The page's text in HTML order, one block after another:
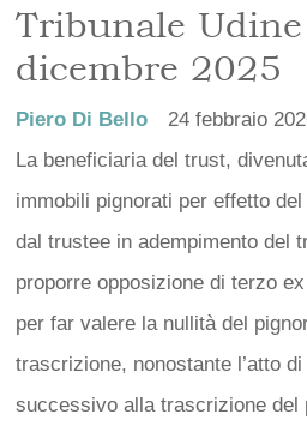
Tribunale
dicembre 2025
Piero Di Bello
24 febbraio
La beneficiaria del trust,
immobili pignorati per effetto
dal trustee in adempimento del
proporre opposizione di terzo
per far valere la nullità del
trascrizione, nonostante l’atto
successivo alla trascrizione del